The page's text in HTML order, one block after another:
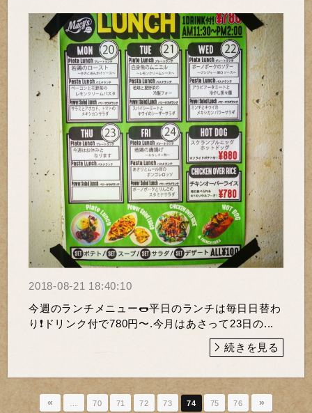
2018-08-21 18:40:10
今週のランチメニュー🌭平日のランチは毎日日替わ
り❗️ドリンク付で780円〜.今月はあさって23日の...
続きを見る
« 70 71 72 73 74 75 76 »